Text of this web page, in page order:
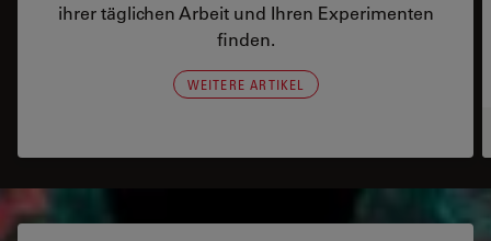
ihrer täglichen Arbeit und Ihren Experimenten
finden.
WEITERE ARTIKEL